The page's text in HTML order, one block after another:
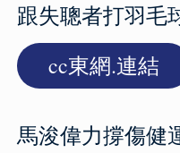
跟失聰者打羽毛
cc東網.連結
馬浚偉力撐傷健